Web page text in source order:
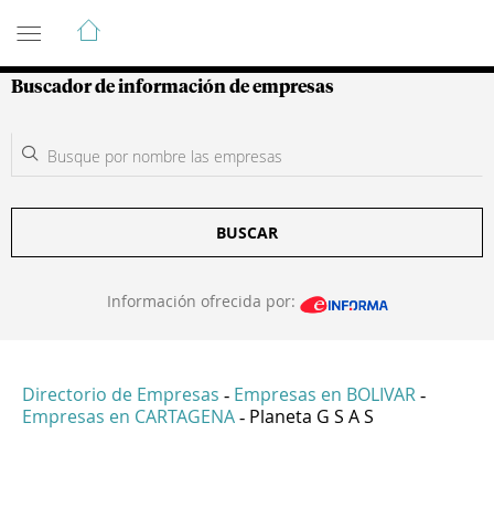
Guía de Empresas Colombianas
Buscador de información de empresas
BUSCAR
Información ofrecida por:
Directorio de Empresas - Empresas en BOLIVAR -
Empresas en CARTAGENA - Planeta G S A S